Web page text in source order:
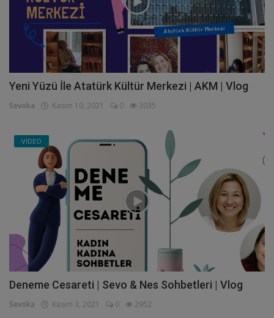
Yeni Yüzü İle Atatürk Kültür Merkezi | AKM | Vlog
Sevoka Kasım 10, 2021 0 3035
VİDEO
Deneme Cesareti | Sevo & Nes Sohbetleri | Vlog
Sevoka Kasım 3, 2021 0 2952